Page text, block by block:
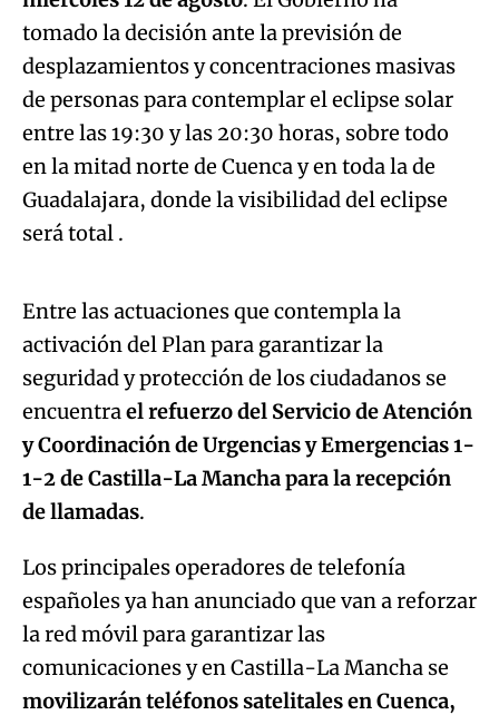
tomado la decisión ante la previsión de
desplazamientos y concentraciones masivas
de personas para contemplar el eclipse solar
entre las 19:30 y las 20:30 horas, sobre todo
en la mitad norte de Cuenca y en toda la de
Guadalajara, donde la visibilidad del eclipse
será total .
Try again
Entre las actuaciones que contempla la
activación del Plan para garantizar la
seguridad y protección de los ciudadanos se
encuentrael refuerzo del Servicio de Atención
y Coordinación de Urgencias y Emergencias 1-
1-2de Castilla-La Mancha para la recepción
de llamadas.
Los principales operadores de telefonía
españoles ya han anunciado que van a reforzar
la red móvil para garantizar las
comunicaciones y en Castilla-La Mancha se
movilizarán teléfonos satelitales en Cuenca,